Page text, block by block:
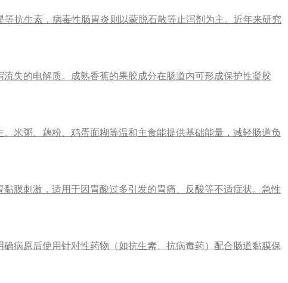
抗生素，病毒性肠胃炎则以蒙脱石散等止泻剂为主。近年来研究
失的电解质。成熟香蕉的果胶成分在肠道内可形成保护性凝胶
米粥、藕粉、鸡蛋面糊等温和主食能提供基础能量，减轻肠道负
膜刺激，适用于因胃酸过多引发的胃痛、反酸等不适症状。急性
病原后使用针对性药物（如抗生素、抗病毒药）配合肠道黏膜保